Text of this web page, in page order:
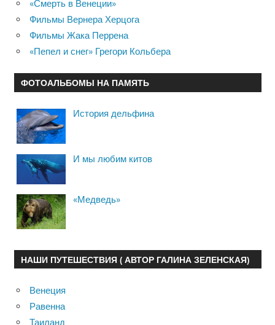
«Смерть в Венеции»
Фильмы Вернера Херцога
Фильмы Жака Перрена
«Пепел и снег» Грегори Кольбера
ФОТОАЛЬБОМЫ НА ПАМЯТЬ
История дельфина
И мы любим китов
«Медведь»
НАШИ ПУТЕШЕСТВИЯ ( АВТОР ГАЛИНА ЗЕЛЕНСКАЯ)
Венеция
Равенна
Таиланд